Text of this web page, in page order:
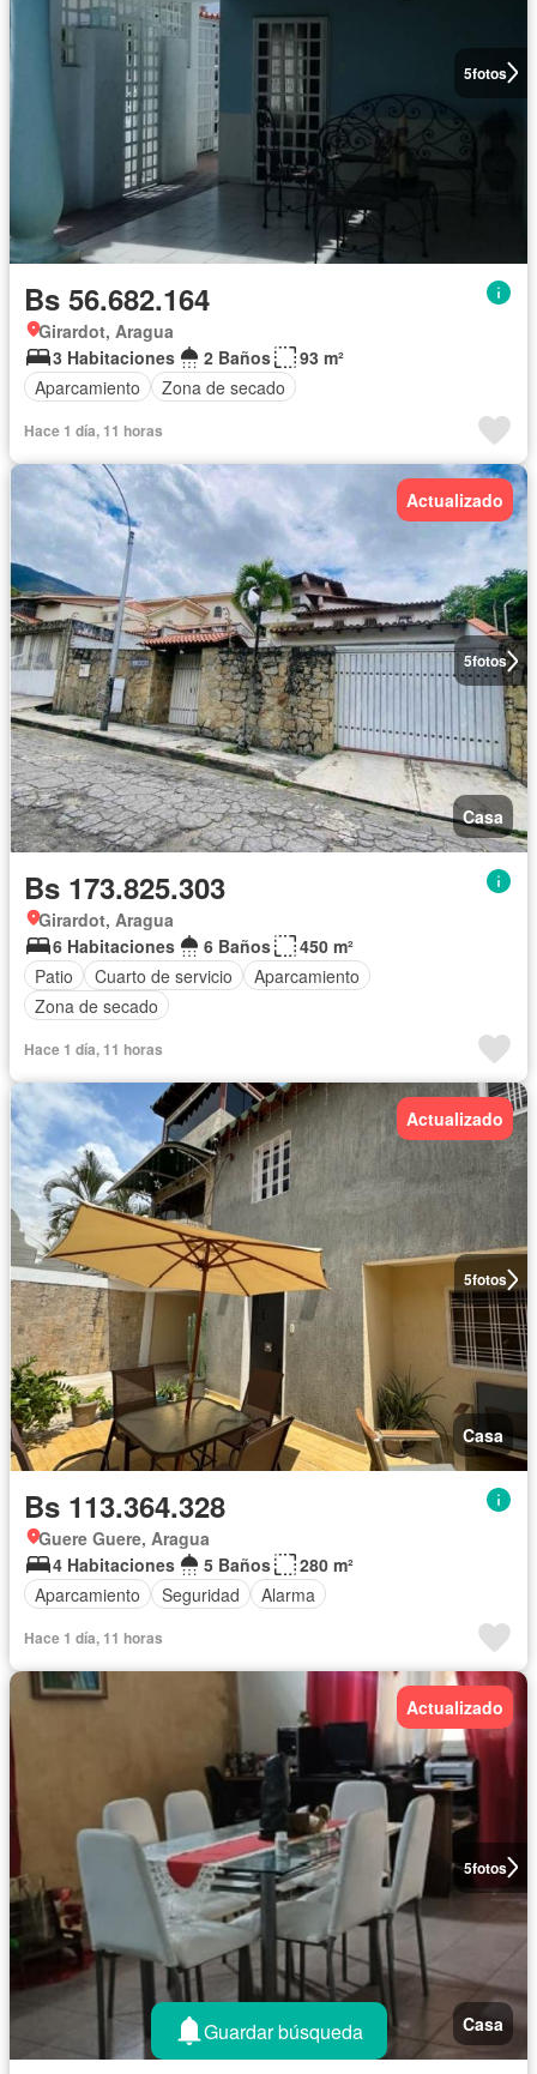
5fotos
Bs 56.682.164
Girardot, Aragua
3 Habitaciones
2 Baños
93 m²
Aparcamiento
Zona de secado
Hace 1 día, 11 horas
5fotos
Actualizado
Casa
Bs 173.825.303
Girardot, Aragua
6 Habitaciones
6 Baños
450 m²
Patio
Cuarto de servicio
Aparcamiento
Zona de secado
Hace 1 día, 11 horas
5fotos
Actualizado
Casa
Bs 113.364.328
Guere Guere, Aragua
4 Habitaciones
5 Baños
280 m²
Aparcamiento
Seguridad Alarma
Hace 1 día, 11 horas
5fotos
Actualizado
Casa
Guardar búsqueda